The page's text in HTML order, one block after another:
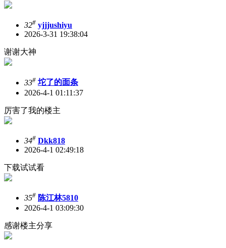
32# yjjjushiyu
2026-3-31 19:38:04
谢谢大神
33# 坨了的面条
2026-4-1 01:11:37
厉害了我的楼主
34# Dkk818
2026-4-1 02:49:18
下载试试看
35# 陈江林5810
2026-4-1 03:09:30
感谢楼主分享